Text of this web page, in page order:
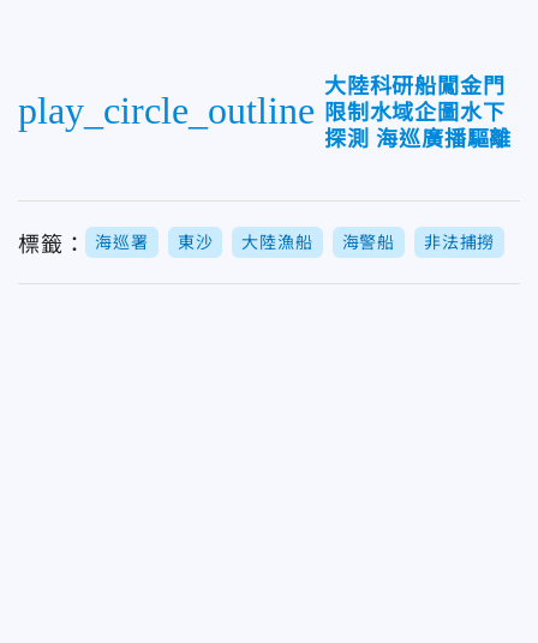
play_circle_outline
大陸科研船闖金門
限制水域企圖水下
探測 海巡廣播驅離
標籤： 海巡署 東沙 大陸漁船 海警船 非法捕撈